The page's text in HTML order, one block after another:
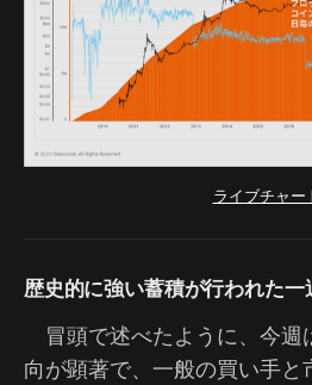
ライブチャー
歴史的に強い蓄積が行われた一
冒頭で述べたように、今週
向が顕著で、一般の買い手と